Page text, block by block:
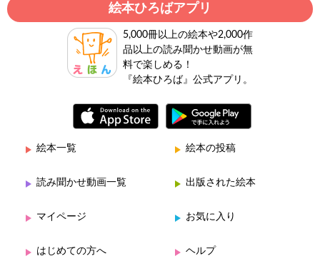
絵本ひろばアプリ
5,000冊以上の絵本や2,000作
品以上の読み聞かせ動画が無
料で楽しめる！
『絵本ひろば』公式アプリ。
絵本一覧 絵本の投稿
読み聞かせ動画一覧 出版された絵本
マイページ お気に入り
はじめての方へ ヘルプ